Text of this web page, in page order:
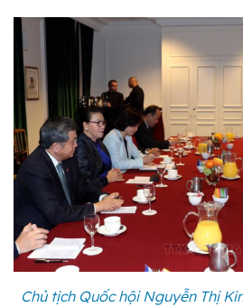
Chủ tịch Quốc hội Nguyễn Thị